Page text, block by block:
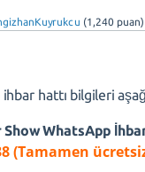
(1,240 puan)
hattı bilgileri
Show WhatsApp
(Tamamen